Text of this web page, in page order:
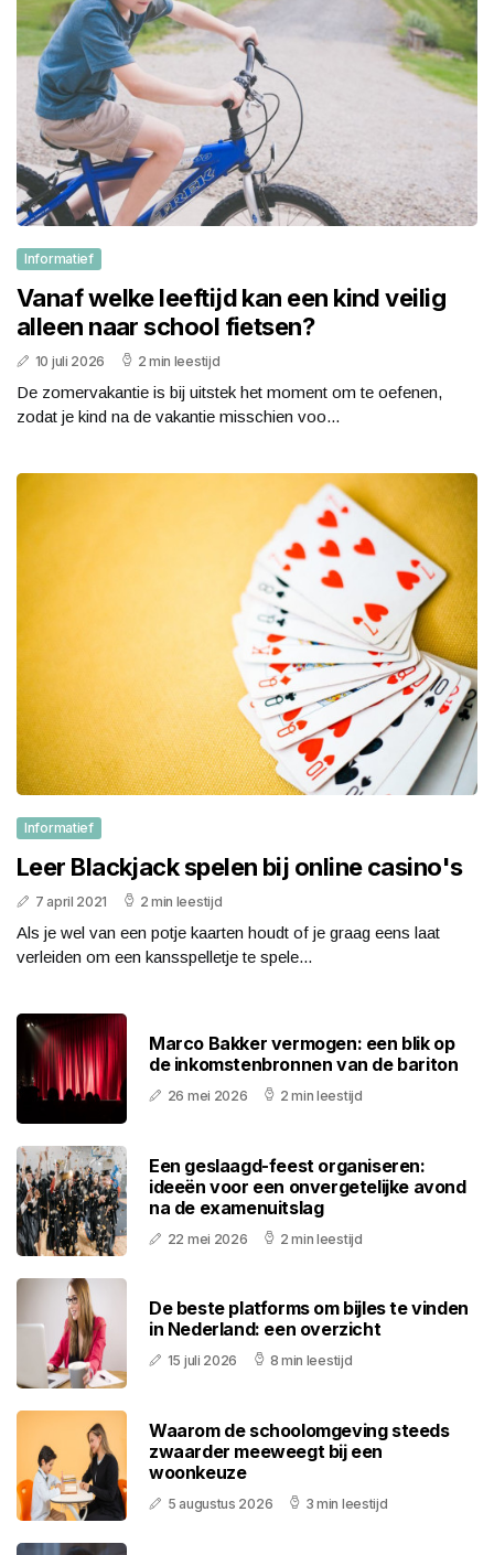
Informatief
Vanaf welke leeftijd kan een kind veilig
alleen naar school fietsen?
10 juli 2026 2 min leestijd
De zomervakantie is bij uitstek het moment om te oefenen,
zodat je kind na de vakantie misschien voo...
Informatief
Leer Blackjack spelen bij online casino's
7 april 2021 2 min leestijd
Als je wel van een potje kaarten houdt of je graag eens laat
verleiden om een kansspelletje te spele...
Marco Bakker vermogen: een blik op
de inkomstenbronnen van de bariton
26 mei 2026 2 min leestijd
Een geslaagd-feest organiseren:
ideeën voor een onvergetelijke avond
na de examenuitslag
22 mei 2026 2 min leestijd
De beste platforms om bijles te vinden
in Nederland: een overzicht
15 juli 2026 8 min leestijd
Waarom de schoolomgeving steeds
zwaarder meeweegt bij een
woonkeuze
5 augustus 2026 3 min leestijd